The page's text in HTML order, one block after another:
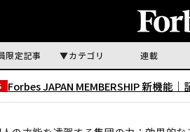
限定記事 カテゴリ 連載
Forbes JAPAN MEMBERSHIP 新機能｜